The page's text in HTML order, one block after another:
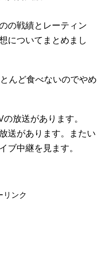
の戦績とレーティン
についてまとめまし
んど食べないのでやめ
放送があります。
送があります。またい
ブ中継を見ます。
リンク